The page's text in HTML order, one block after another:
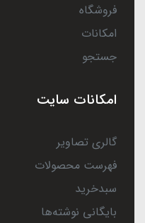
فروشگاه
امکانات
جستجو
امکانات سایت
گالری تصاویر
فهرست محصولات
سبدخرید
بایگانی نوشته‌ها